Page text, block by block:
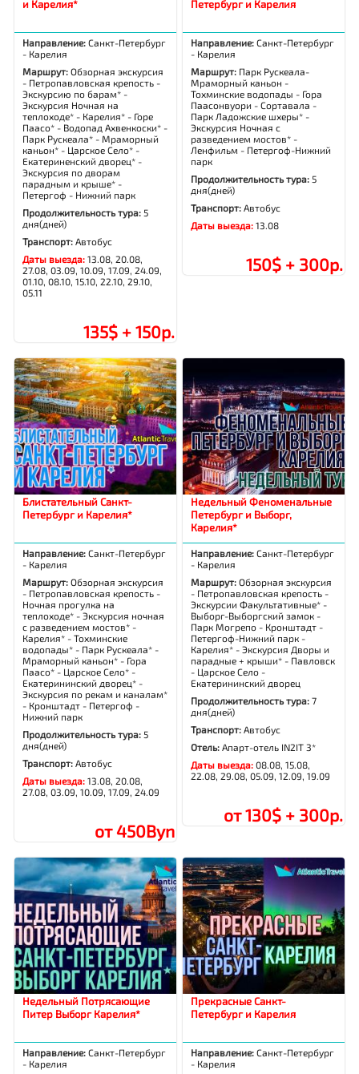
и Карелия*
Направление:Санкт-Петербург
- Карелия
Маршрут:Обзорная экскурсия
- Петропавловская крепость -
Экскурсию по барам* -
Экскурсия Ночная на
теплоходе* - Карелия* - Горе
Паасо* - Водопад Ахвенкоски* -
Парк Рускеала* - Мраморный
каньон* - Царское Село* -
Екатериненский дворец* -
Экскурсия по дворам
парадным и крыше* -
Петергоф - Нижний парк
Продолжительность тура: 5
дня(дней)
Транспорт: Автобус
Даты выезда:13.08, 20.08,
27.08, 03.09, 10.09, 17.09, 24.09,
01.10, 08.10, 15.10, 22.10, 29.10,
05.11
135$ + 150р.
Петербург и Карелия
Направление:Санкт-Петербург
- Карелия
Маршрут: Парк Рускеала-
Мраморный каньон -
Тохминские водопады - Гора
Паасонвуори - Сортавала -
Парк Ладожские шхеры* -
Экскурсия Ночная с
разведением мостов* -
Ленфильм - Петергоф-Нижний
парк
Продолжительность тура: 5
дня(дней)
Транспорт: Автобус
Даты выезда:13.08
150$ + 300р.
Блистательный Санкт-
Петербург и Карелия*
Направление:Санкт-Петербург
- Карелия
Маршрут:Обзорная экскурсия
- Петропавловская крепость -
Ночная прогулка на
теплоходе* - Экскурсия ночная
с разведением мостов* -
Карелия* - Тохминские
водопады* - Парк Рускеала* -
Мраморный каньон* - Гора
Паасо* - Царское Село* -
Екатерининский дворец* -
Экскурсия по рекам и каналам*
- Кронштадт - Петергоф -
Нижний парк
Продолжительность тура: 5
дня(дней)
Транспорт: Автобус
Даты выезда:13.08, 20.08,
27.08, 03.09, 10.09, 17.09, 24.09
от 450Byn
Недельный Феноменальные
Петербург и Выборг,
Карелия*
Направление:Санкт-Петербург
- Карелия
Маршрут:Обзорная экскурсия
- Петропавловская крепость -
Экскурсии Факультативные* -
Выборг-Выборгский замок -
Парк Могрепо - Кронштадт -
Петергоф-Нижний парк -
Карелия* - Экскурсия Дворы и
парадные + крыши* - Павловск
- Царское Село -
Екатерининский дворец
Продолжительность тура:7
дня(дней)
Транспорт: Автобус
Отель: Апарт-отель IN2IT 3*
Даты выезда:08.08, 15.08,
22.08, 29.08, 05.09, 12.09, 19.09
от 130$ + 300р.
Недельный Потрясающие
Питер Выборг Карелия*
Направление:Санкт-Петербург
- Карелия
Прекрасные Санкт-
Петербург и Карелия
Направление:Санкт-Петербург
- Карелия